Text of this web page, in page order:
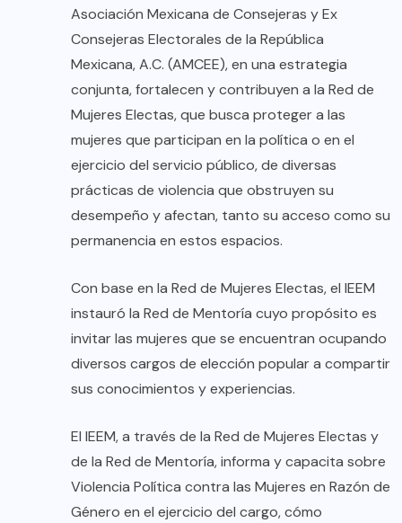
Asociación Mexicana de Consejeras y Ex
Consejeras Electorales de la República
Mexicana, A.C. (AMCEE), en una estrategia
conjunta, fortalecen y contribuyen a la Red de
Mujeres Electas, que busca proteger a las
mujeres que participan en la política o en el
ejercicio del servicio público, de diversas
prácticas de violencia que obstruyen su
desempeño y afectan, tanto su acceso como su
permanencia en estos espacios.
Con base en la Red de Mujeres Electas, el IEEM
instauró la Red de Mentoría cuyo propósito es
invitar las mujeres que se encuentran ocupando
diversos cargos de elección popular a compartir
sus conocimientos y experiencias.
El IEEM, a través de la Red de Mujeres Electas y
de la Red de Mentoría, informa y capacita sobre
Violencia Política contra las Mujeres en Razón de
Género en el ejercicio del cargo, cómo